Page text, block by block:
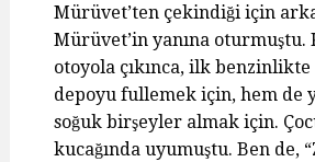
Mürüvet’ten çekindiği için
Mürüvet’in yanına oturmuştu.
otoyola çıkınca, ilk
depoyu fullemek için, hem de
soğuk birşeyler almak için.
kucağında uyumuştu. Ben de,